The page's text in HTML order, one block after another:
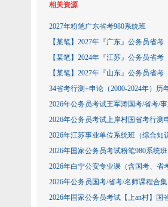
相关资源
2027年粉笔广东省考980系统班
【某笔】2027年『广东』公务员省考
【某笔】2024年『江苏』公务员省考
【某笔】2027年『山东』公务员省考
34省考行测+申论（2000-2024年）历
2026年公务员考试王军涛国考/省考/
2026年公务员考试上岸村国省考行测
2026年江苏事业单位系统班（综合知
2026年国家公务员考试粉笔980系统班
2026年白宁公安专业课（含国考、省
2026年公务员国考/省考/名师课程合集
2026年国家公务员考试【上an村】国